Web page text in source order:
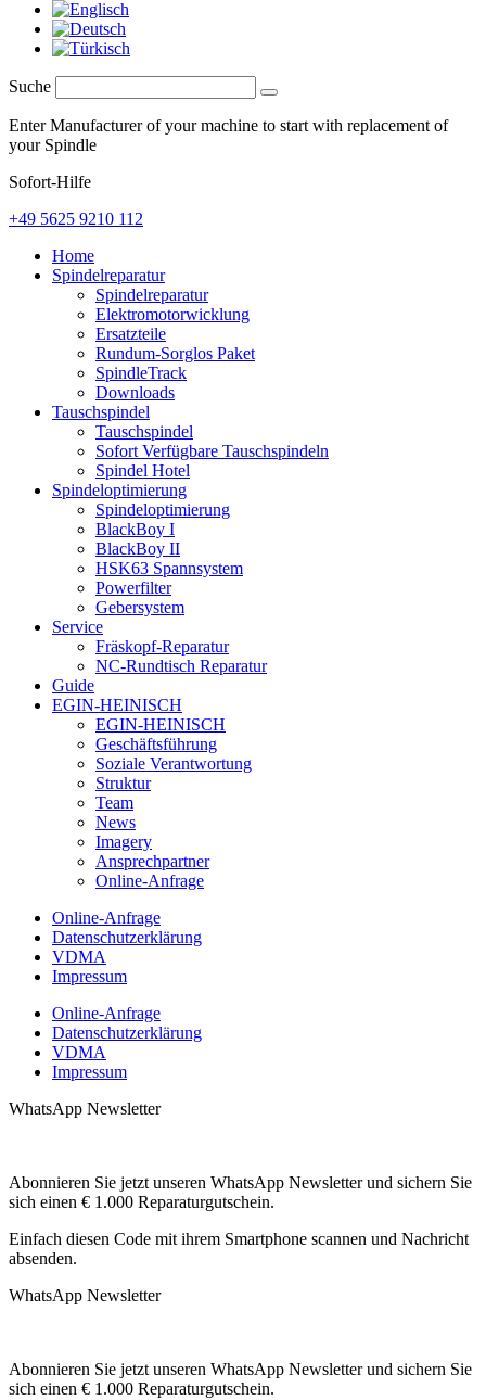
Suche
Enter Manufacturer of your machine to start with replacement of
your Spindle
Sofort-Hilfe
+49 5625 9210 112
Home
Spindelreparatur
Spindelreparatur
Elektromotorwicklung
Ersatzteile
Rundum-Sorglos Paket
SpindleTrack
Downloads
Tauschspindel
Tauschspindel
Sofort Verfügbare Tauschspindeln
Spindel Hotel
Spindeloptimierung
Spindeloptimierung
BlackBoy I
BlackBoy II
HSK63 Spannsystem
Powerfilter
Gebersystem
Service
Fräskopf-Reparatur
NC-Rundtisch Reparatur
Guide
EGIN-HEINISCH
EGIN-HEINISCH
Geschäftsführung
Soziale Verantwortung
Struktur
Team
News
Imagery
Ansprechpartner
Online-Anfrage
Online-Anfrage
Datenschutzerklärung
VDMA
Impressum
Online-Anfrage
Datenschutzerklärung
VDMA
Impressum
WhatsApp Newsletter
Abonnieren Sie jetzt unseren WhatsApp Newsletter und sichern Sie
sich einen € 1.000 Reparaturgutschein.
Einfach diesen Code mit ihrem Smartphone scannen und Nachricht
absenden.
WhatsApp Newsletter
Abonnieren Sie jetzt unseren WhatsApp Newsletter und sichern Sie
sich einen € 1.000 Reparaturgutschein.